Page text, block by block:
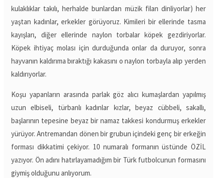
kulaklıklar takılı, herhalde bunlardan müzik filan dinliyorlar) her
yaştan kadınlar, erkekler görüyoruz. Kimileri bir ellerinde tasma
kayışları, diğer ellerinde naylon torbalar köpek gezdiriyorlar.
Köpek ihtiyaç molası için durduğunda onlar da duruyor, sonra
hayvanın kaldırıma bıraktığı kakasını o naylon torbayla alıp yerden
kaldırıyorlar.
Koşu yapanların arasında parlak göz alıcı kumaşlardan yapılmış
uzun elbiseli, türbanlı kadınlar kızlar, beyaz cübbeli, sakallı,
başlarının tepesine beyaz bir namaz takkesi kondurmuş erkekler
yürüyor. Antremandan dönen bir grubun içindeki genç bir erkeğin
forması dikkatimi çekiyor. 10 numaralı formanın üstünde ÖZİL
yazıyor. Ön adını hatırlayamadığım bir Türk futbolcunun formasını
giymiş olduğunu anlıyorum.